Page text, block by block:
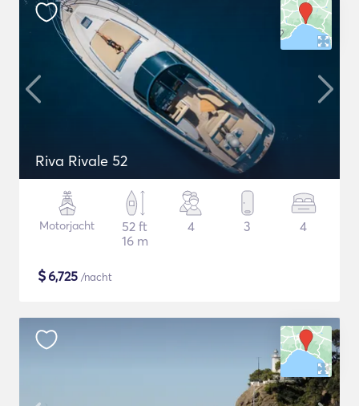
Riva Rivale 52
Motorjacht
52 ft
16 m
4 3 4
$6,725 /nacht